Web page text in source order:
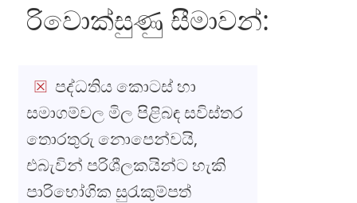
රිවොක්සුණු සීමාවන්:
පද්ධතිය කොටස් හා
සමාගම්වල මිල පිළිබඳ සවිස්තර
තොරතුරු නොපෙන්වයි,
එබැවින් පරිශීලකයින්ට හැකි
පාරිභෝගික සුරැකුම්පත්